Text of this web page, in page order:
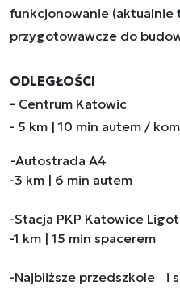
funkcjonowanie (aktualnie
przygotowawcze do
ODLEGŁOŚCI
- Centrum Katowic
- 5 km | 10 min autem /
-Autostrada A4
-3 km | 6 min autem
-Stacja PKP Katowice
-1 km | 15 min spacerem
-Najbliższe przedszkole i